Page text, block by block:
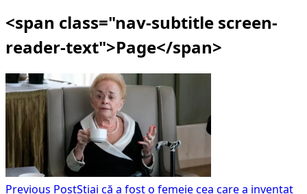
<span class="nav-subtitle screen-
reader-text">Page</span>
Previous PostȘtiai că a fost o femeie cea care a inventat